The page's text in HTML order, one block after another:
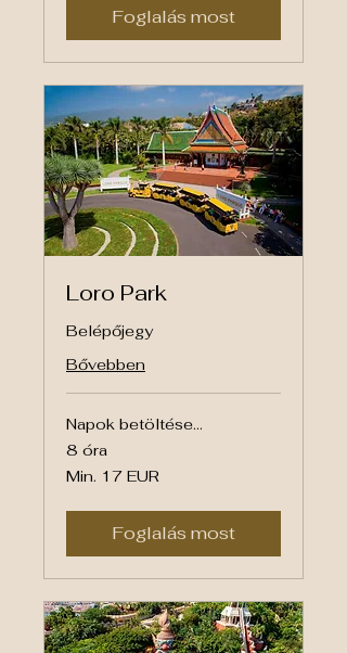
Foglalás most
Loro Park
Belépőjegy
Bővebben
Napok betöltése...
8 óra
Min.
17
Min. 17 EUR
Foglalás most